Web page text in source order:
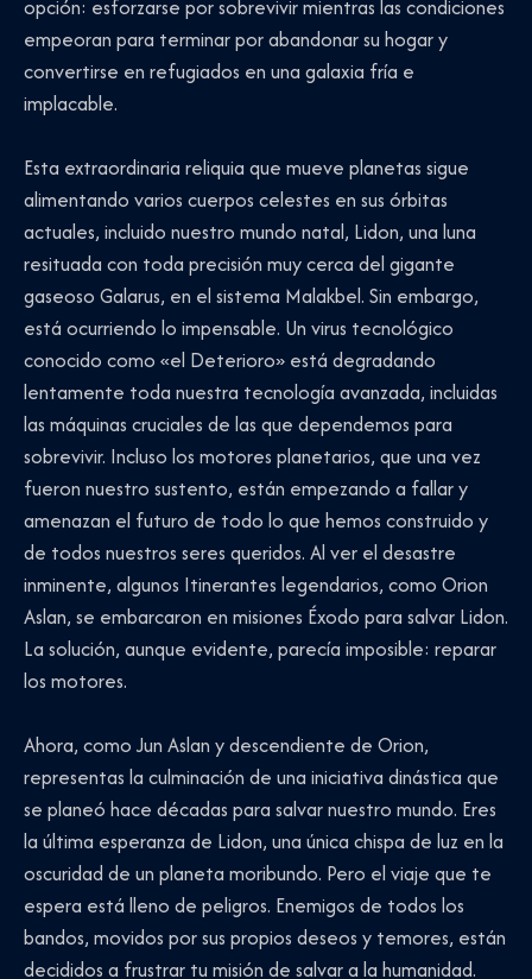
opción: esforzarse por sobrevivir mientras las condiciones
empeoran para terminar por abandonar su hogar y
convertirse en refugiados en una galaxia fría e
implacable.
Esta extraordinaria reliquia que mueve planetas sigue
alimentando varios cuerpos celestes en sus órbitas
actuales, incluido nuestro mundo natal, Lidon, una luna
resituada con toda precisión muy cerca del gigante
gaseoso Galarus, en el sistema Malakbel. Sin embargo,
está ocurriendo lo impensable. Un virus tecnológico
conocido como «el Deterioro» está degradando
lentamente toda nuestra tecnología avanzada, incluidas
las máquinas cruciales de las que dependemos para
sobrevivir. Incluso los motores planetarios, que una vez
fueron nuestro sustento, están empezando a fallar y
amenazan el futuro de todo lo que hemos construido y
de todos nuestros seres queridos. Al ver el desastre
inminente, algunos Itinerantes legendarios, como Orion
Aslan, se embarcaron en misiones Éxodo para salvar Lidon.
La solución, aunque evidente, parecía imposible: reparar
los motores.
Ahora, como Jun Aslan y descendiente de Orion,
representas la culminación de una iniciativa dinástica que
se planeó hace décadas para salvar nuestro mundo. Eres
la última esperanza de Lidon, una única chispa de luz en la
oscuridad de un planeta moribundo. Pero el viaje que te
espera está lleno de peligros. Enemigos de todos los
bandos, movidos por sus propios deseos y temores, están
decididos a frustrar tu misión de salvar a la humanidad.